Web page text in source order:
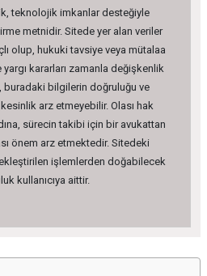
teknolojik imkanlar desteğiyle
metnidir. Sitede yer alan veriler
olup, hukuki tavsiye veya mütalaa
kararları zamanla değişkenlik
bilgilerin doğruluğu ve
arz etmeyebilir. Olası hak
sürecin takibi için bir avukattan
önem arz etmektedir. Sitedeki
işlemlerden doğabilecek
kullanıcıya aittir.